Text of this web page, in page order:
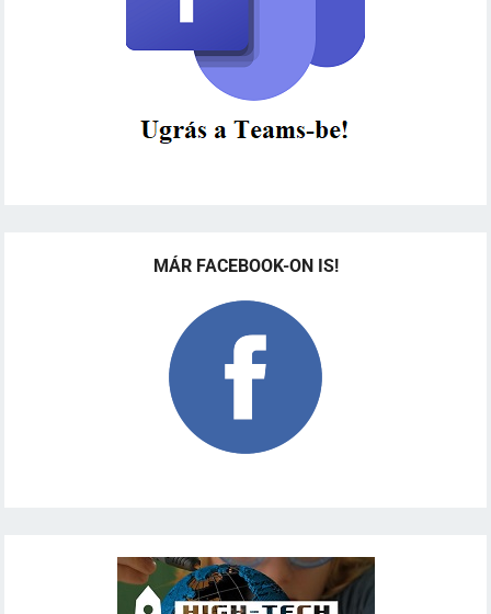
MÁR FACEBOOK-ON IS!